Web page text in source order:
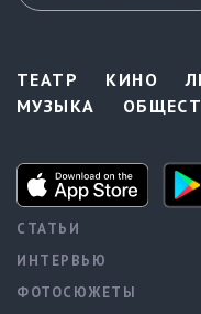
ТЕАТР КИНО
МУЗЫКА
СТАТЬИ
ИНТЕРВЬЮ
ФОТОСЮЖЕТЫ